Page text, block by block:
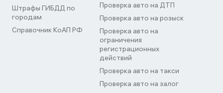
Штрафы ГИБДД по
городам
Справочник КоАП РФ
Проверка авто на ДТП
Проверка авто на розыск
Проверка авто на
ограничения
регистрационных
действий
Проверка авто на такси
Проверка авто на залог